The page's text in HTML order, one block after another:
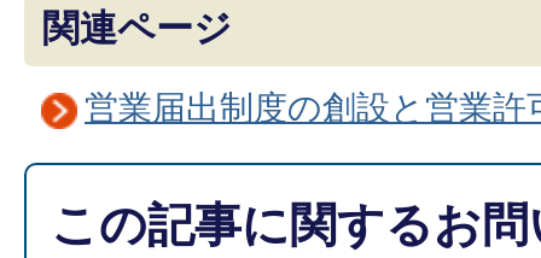
関連ページ
営業届出制度の創設と営業許
この記事に関するお